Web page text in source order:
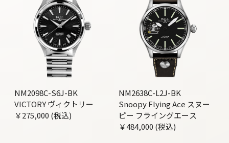
NM2098C-S6J-BK
VICTORY ヴィクトリー
￥275,000 (税込)
NM2638C-L2J-BK
Snoopy Flying Ace スヌー
ピー フライングエース
￥484,000 (税込)